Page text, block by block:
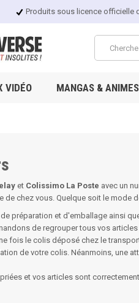
Produits sous licence officielle
VIDÉO MANGAS & ANIMES
et Colissimo La Poste avec un
de chez vous. Quelque soit le mode
préparation et d'emballage ainsi
de regrouper tous vos
fois le colis déposé chez le
de votre colis. Néanmoins, une
et vos articles sont